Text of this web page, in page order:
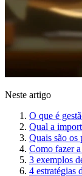
Neste artigo
O que é
Qual a
Quais são os
Como fazer
3 exemplos
4 estratégias